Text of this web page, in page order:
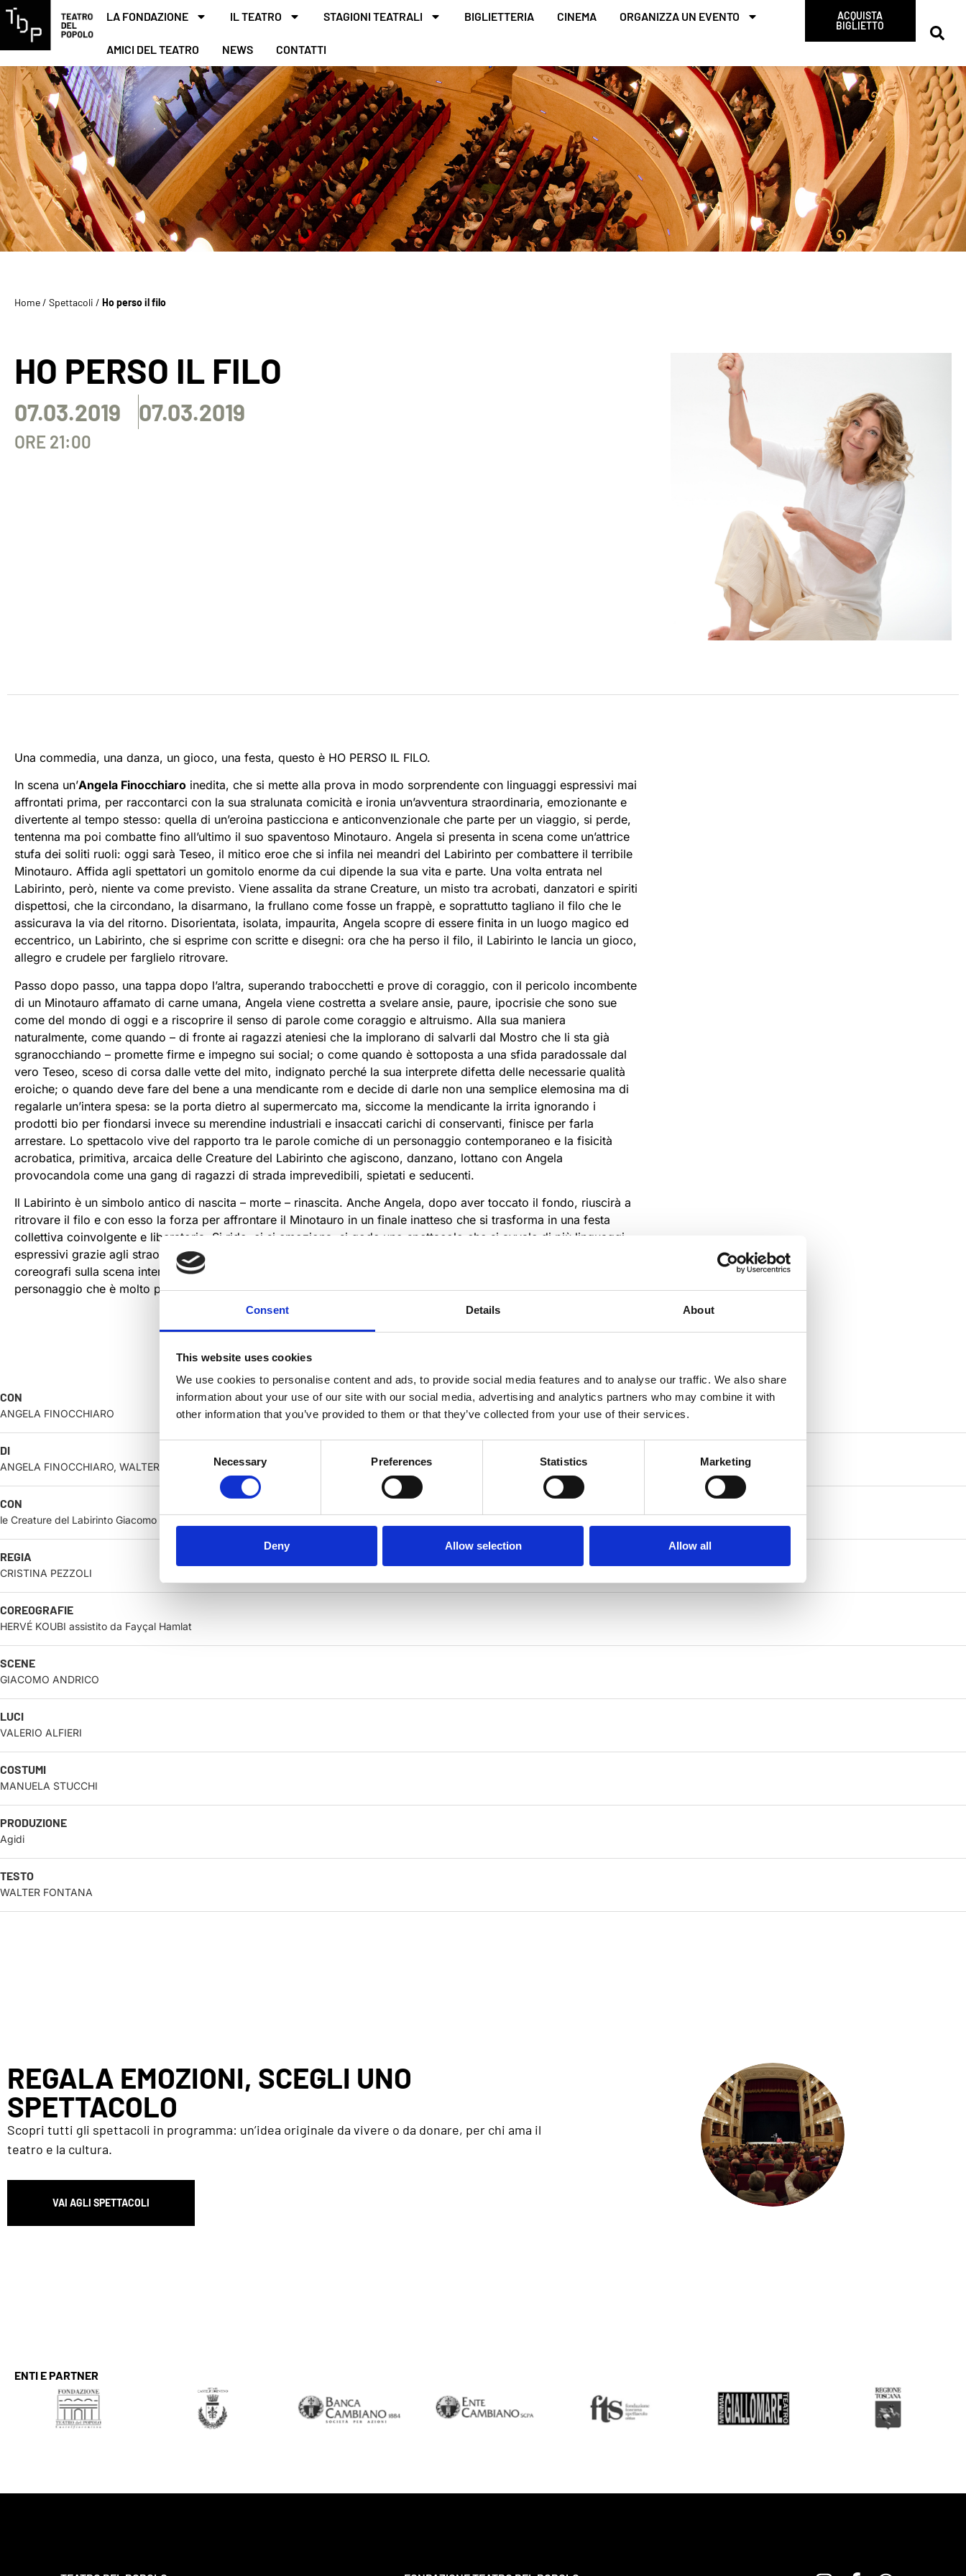
Consent Details About
This website uses cookies
We use cookies to personalise content and ads, to provide social media features and to analyse our traffic. We also share
information about your use of our site with our social media, advertising and analytics partners who may combine it with
other information that you’ve provided to them or that they’ve collected from your use of their services.
Selection
Necessary Preferences Statistics Marketing
Deny Allow selection Allow all
LA FONDAZIONE IL TEATRO STAGIONI TEATRALI BIGLIETTERIA CINEMA ORGANIZZA UN EVENTO
AMICI DEL TEATRO NEWS CONTATTI
ACQUISTA
BIGLIETTO
Home/ Spettacoli / Ho perso il filo
HO PERSO IL FILO
07.03.2019 07.03.2019
ORE 21:00
Una commedia, una danza, un gioco, una festa, questo è HO PERSO IL FILO.
In scena un’Angela Finocchiaro inedita, che si mette alla prova in modo sorprendente con linguaggi espressivi mai
affrontati prima, per raccontarci con la sua stralunata comicità e ironia un’avventura straordinaria, emozionante e
divertente al tempo stesso: quella di un’eroina pasticciona e anticonvenzionale che parte per un viaggio, si perde,
tentenna ma poi combatte fino all’ultimo il suo spaventoso Minotauro. Angela si presenta in scena come un’attrice
stufa dei soliti ruoli: oggi sarà Teseo, il mitico eroe che si infila nei meandri del Labirinto per combattere il terribile
Minotauro. Affida agli spettatori un gomitolo enorme da cui dipende la sua vita e parte. Una volta entrata nel
Labirinto, però, niente va come previsto. Viene assalita da strane Creature, un misto tra acrobati, danzatori e spiriti
dispettosi, che la circondano, la disarmano, la frullano come fosse un frappè, e soprattutto tagliano il filo che le
assicurava la via del ritorno. Disorientata, isolata, impaurita, Angela scopre di essere finita in un luogo magico ed
eccentrico, un Labirinto, che si esprime con scritte e disegni: ora che ha perso il filo, il Labirinto le lancia un gioco,
allegro e crudele per farglielo ritrovare.
Passo dopo passo, una tappa dopo l’altra, superando trabocchetti e prove di coraggio, con il pericolo incombente
di un Minotauro affamato di carne umana, Angela viene costretta a svelare ansie, paure, ipocrisie che sono sue
come del mondo di oggi e a riscoprire il senso di parole come coraggio e altruismo. Alla sua maniera
naturalmente, come quando – di fronte ai ragazzi ateniesi che la implorano di salvarli dal Mostro che li sta già
sgranocchiando – promette firme e impegno sui social; o come quando è sottoposta a una sfida paradossale dal
vero Teseo, sceso di corsa dalle vette del mito, indignato perché la sua interprete difetta delle necessarie qualità
eroiche; o quando deve fare del bene a una mendicante rom e decide di darle non una semplice elemosina ma di
regalarle un’intera spesa: se la porta dietro al supermercato ma, siccome la mendicante la irrita ignorando i
prodotti bio per fiondarsi invece su merendine industriali e insaccati carichi di conservanti, finisce per farla
arrestare. Lo spettacolo vive del rapporto tra le parole comiche di un personaggio contemporaneo e la fisicità
acrobatica, primitiva, arcaica delle Creature del Labirinto che agiscono, danzano, lottano con Angela
provocandola come una gang di ragazzi di strada imprevedibili, spietati e seducenti.
Il Labirinto è un simbolo antico di nascita – morte – rinascita. Anche Angela, dopo aver toccato il fondo, riuscirà a
ritrovare il filo e con esso la forza per affrontare il Minotauro in un finale inatteso che si trasforma in una festa
collettiva coinvolgente e liberatoria. Si ride, ci si emoziona, si gode uno spettacolo che si avvale di più linguaggi
espressivi grazie agli straordinari danzatori guidati dall’inventiva di Hervé Koubi, uno dei più talentuosi e affermati
coreografi sulla scena internazionale e naturalmente alla capacità comica di Angela Finocchiaro di raccontare un
personaggio che è molto personale e allo stesso tempo vicino al cuore di molti.
CON
ANGELA FINOCCHIARO
DI
ANGELA FINOCCHIARO, WALTER FONTANA, CRISTINA PEZZOLI
CON
le Creature del Labirinto Giacomo Buffoni, Fabio Labianca, Alessandro La Rosa, Antonio Lollo, Filippo Pieroni, Alessio Spirito
REGIA
CRISTINA PEZZOLI
COREOGRAFIE
HERVÉ KOUBI assistito da Fayçal Hamlat
SCENE
GIACOMO ANDRICO
LUCI
VALERIO ALFIERI
COSTUMI
MANUELA STUCCHI
PRODUZIONE
Agidi
TESTO
WALTER FONTANA
REGALA EMOZIONI, SCEGLI UNO
SPETTACOLO
Scopri tutti gli spettacoli in programma: un’idea originale da vivere o da donare, per chi ama il
teatro e la cultura.
VAI AGLI SPETTACOLI
ENTI E PARTNER